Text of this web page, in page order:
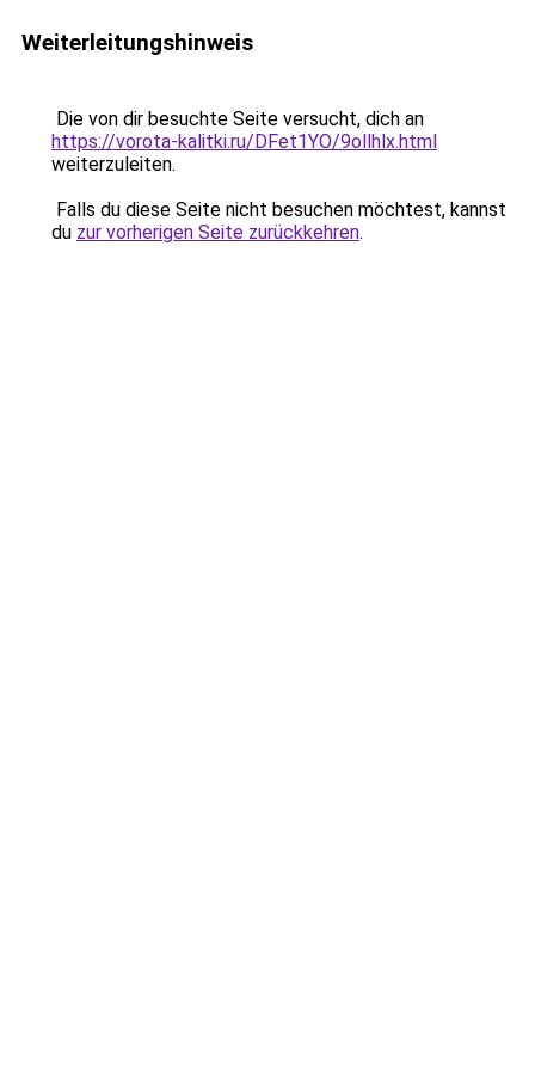
Weiterleitungshinweis
Die von dir besuchte Seite versucht, dich an
https://vorota-kalitki.ru/DFet1YO/9ollhlx.html
weiterzuleiten.
Falls du diese Seite nicht besuchen möchtest, kannst
du zur vorherigen Seite zurückkehren.